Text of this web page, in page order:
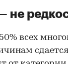
не
всех